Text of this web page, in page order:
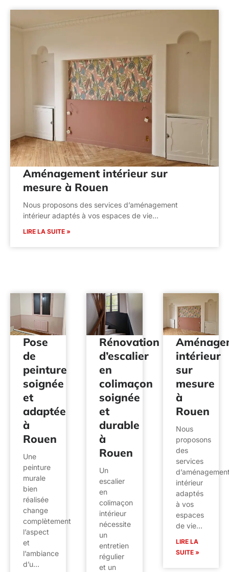
Aménagement intérieur sur
mesure à Rouen
Nous proposons des services d’aménagement
intérieur adaptés à vos espaces de vie…
LIRE LA SUITE »
Pose
de
peinture
soignée
et
adaptée
à
Rouen
Une
peinture
murale
bien
réalisée
change
complètement
l’aspect
et
l’ambiance
d’u…
Rénovation
d’escalier
en
colimaçon
soignée
et
durable
à
Rouen
Un
escalier
en
colimaçon
intérieur
nécessite
un
entretien
régulier
et un
intérieur
sur
mesure
à
Rouen
Nous
proposons
des
services
intérieur
adaptés
à vos
espaces
de vie…
LIRE LA
SUITE »